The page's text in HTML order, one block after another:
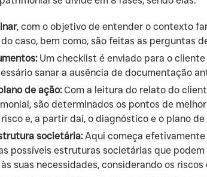
, com o objetivo de entender o contexto
caso, bem como, são feitas as perguntas
Um checklist é enviado para o
sanar a ausência de documentação
de ação:Com a leitura do relato do
são determinados os pontos de
e, a partir daí, o diagnóstico e o plano
societária:Aqui começa efetivamente
possíveis estruturas societárias que
suas necessidades, considerando os